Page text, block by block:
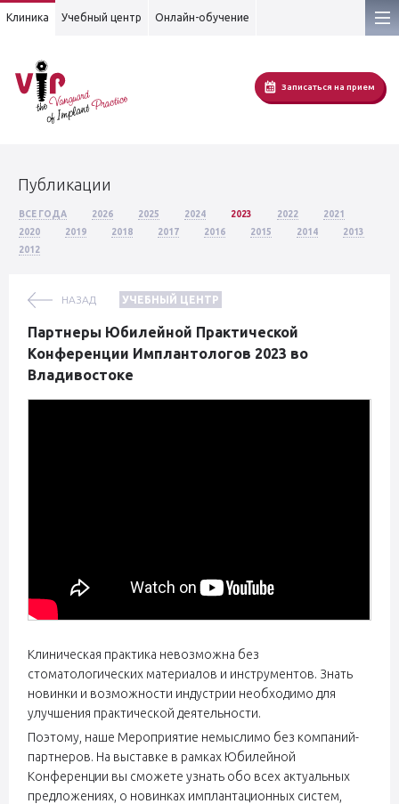
Клиника Учебный центр Онлайн-обучение
Записаться на прием
Публикации
ВСЕ ГОДА 2026 2025 2024 2023 2022
2021
2020
2019 2018 2017 2016 2015 2014
2013
2012
НАЗАД УЧЕБНЫЙ ЦЕНТР
Партнеры Юбилейной Практической
Конференции Имплантологов 2023 во
Владивостоке
Клиническая практика невозможна без
стоматологических материалов и инструментов. Знать
новинки и возможности индустрии необходимо для
улучшения практической деятельности.
Поэтому, наше Мероприятие немыслимо без компаний-
партнеров. На выставке в рамках Юбилейной
Конференции вы сможете узнать обо всех актуальных
предложениях, о новинках имплантационных систем,